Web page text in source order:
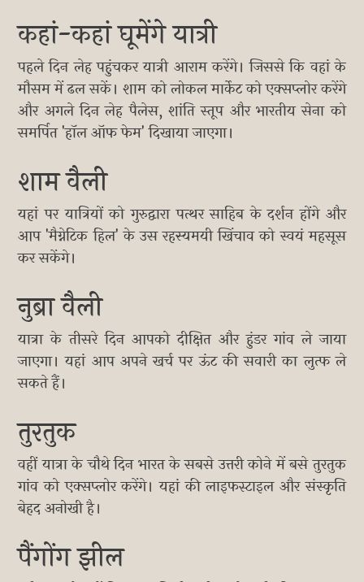
कहां-कहां घूमेंगे यात्री
पहले दिन लेह पहुंचकर यात्री आराम करेंगे। जिससे कि वहां के
मौसम में ढल सकें। शाम को लोकल मार्केट को एक्सप्लोर करेंगे
और अगले दिन लेह पैलेस, शांति स्तूप और भारतीय सेना को
समर्पित 'हॉल ऑफ फेम' दिखाया जाएगा।
शाम वैली
यहां पर यात्रियों को गुरुद्वारा पत्थर साहिब के दर्शन होंगे और
आप 'मैग्नेटिक हिल' के उस रहस्यमयी खिंचाव को स्वयं महसूस
कर सकेंगे।
नुब्रा वैली
यात्रा के तीसरे दिन आपको दीक्षित और हुंडर गांव ले जाया
जाएगा। यहां आप अपने खर्च पर ऊंट की सवारी का लुत्फ ले
सकते हैं।
तुरतुक
वहीं यात्रा के चौथे दिन भारत के सबसे उत्तरी कोने में बसे तुरतुक
गांव को एक्सप्लोर करेंगे। यहां की लाइफस्टाइल और संस्कृति
बेहद अनोखी है।
पैंगोंग झील